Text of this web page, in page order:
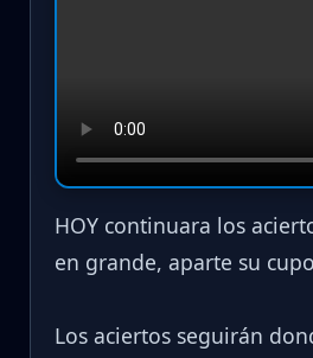
HOY continuara los
en grande, aparte su
Los aciertos seguirán